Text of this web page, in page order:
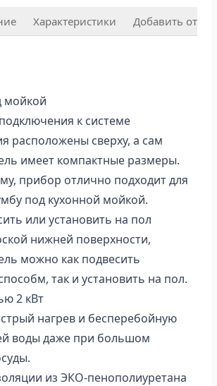
Характеристики Добавить отзыв
мойкой
к системе
расположены сверху, а сам
имеет компактные размеры.
прибор отлично подходит для
под кухонной мойкой.
или установить на пол
нижней поверхности,
можно как подвесить
так и установить на пол.
2 кВт
нагрев и бесперебойную
воды даже при большом
из ЭКО-пенополиуретана